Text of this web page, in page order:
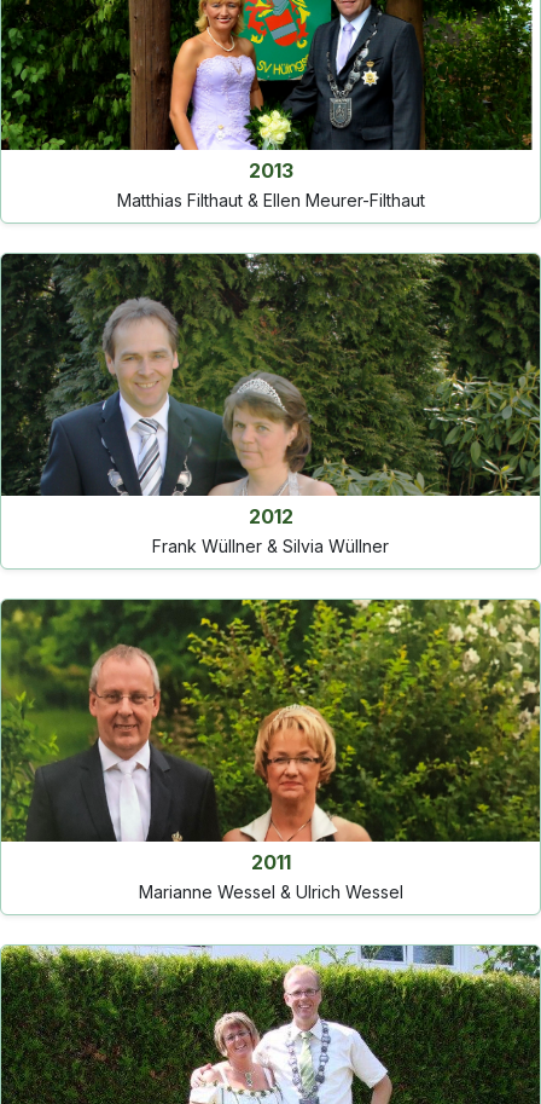
2013
Matthias Filthaut & Ellen Meurer-Filthaut
2012
Frank Wüllner & Silvia Wüllner
2011
Marianne Wessel & Ulrich Wessel